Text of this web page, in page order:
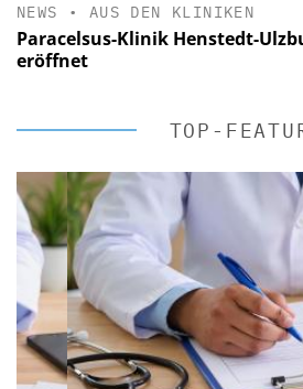
NEWS • AUS DEN KLINIKEN
Paracelsus-Klinik Henstedt-
eröffnet
TOP-